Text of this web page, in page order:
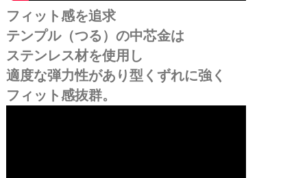
フィット感を追求
テンプル（つる）の中芯金は
ステンレス材を使用し
適度な弾力性があり型くずれに強く
フィット感抜群。